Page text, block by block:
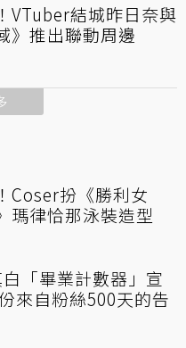
VTuber結城昨日奈與
》推出聯動周邊
Coser扮《勝利女
瑪律恰那泳裝造型
白「畢業計數器」宣
來自粉絲500天的告